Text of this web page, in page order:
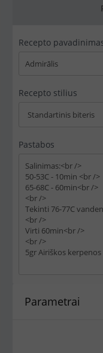
Recepto
Recepto stilius
Pastabos
Parametrai